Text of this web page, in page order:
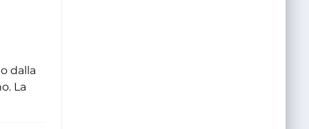
dalla
La